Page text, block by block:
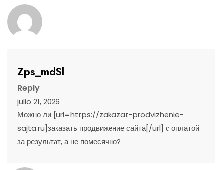
Zps_mdSl
Reply
julio 21, 2026
Можно ли [url=https://zakazat-prodvizhenie-
sajta.ru]заказать продвижение сайта[/url] с оплатой
за результат, а не помесячно?